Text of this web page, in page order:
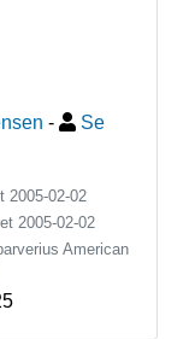
-
Se
2005-02-02
2005-02-02
American